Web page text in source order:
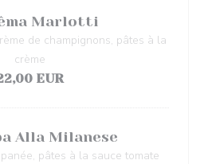
Marlotti
de champignons, pâtes à la
crème
EUR
Alla Milanese
pâtes à la sauce tomate